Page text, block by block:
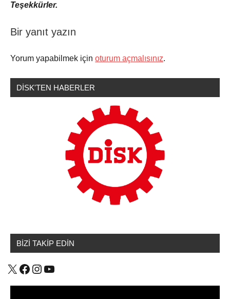
Teşekkürler.
Haberler
Bir yanıt yazın
Yorum yapabilmek için oturum açmalısınız.
DİSK'TEN HABERLER
BİZİ TAKİP EDİN
X Facebook
Instagram
YouTube